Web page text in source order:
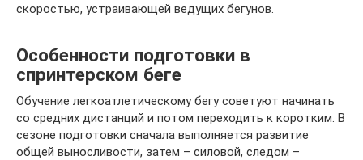
скоростью, устраивающей ведущих бегунов.
Особенности подготовки в
спринтерском беге
Обучение легкоатлетическому бегу советуют начинать
со средних дистанций и потом переходить к коротким. В
сезоне подготовки сначала выполняется развитие
общей выносливости, затем – силовой, следом –